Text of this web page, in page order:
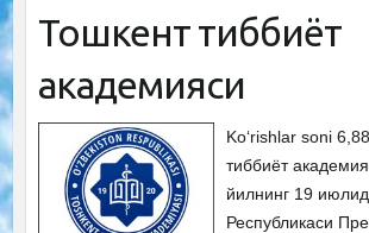
Тошкент тиббиёт
академияси
Ko‘rishlar soni
тиббиёт
йилнинг 19
Республикаси